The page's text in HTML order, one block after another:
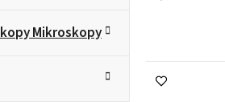
Mikroskopy
k